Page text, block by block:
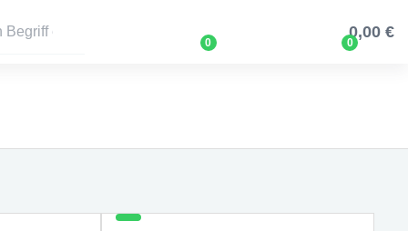
0 0
0,00 €